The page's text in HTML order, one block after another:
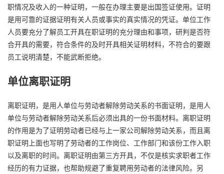
职情况及收入的一种证明，一般在办理主要是出国签证使用。证明
是用可靠的证据证明有关人员或事实的真实情况的凭证。单位工作
人员要充分了解员工开具在职证明的充分理由和事项，研判是否符
合开具的需要，符合条件的及时开具相关证明材料，不符合的要跟
员工说明清楚，不能武断拒绝。
单位离职证明
离职证明，是用人单位与劳动者解除劳动关系的书面证明，是用人
单位与劳动者解除劳动关系后必须出具的一份书面材料。离职证明
的作用是为了证明劳动者已经与上一家公司解除劳动关系，而且离
职证明上面也写明了劳动者的工作岗位、工作部门和该份工作入职
以及离职的时间。离职证明由第三方开具，不仅是核实求职者工作
经历的有力证据，也帮助规避了重复聘用劳动者的法律风险。另